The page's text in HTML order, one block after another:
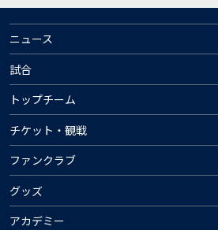
ニュース
試合
トップチーム
チケット・観戦
ファンクラブ
グッズ
アカデミー